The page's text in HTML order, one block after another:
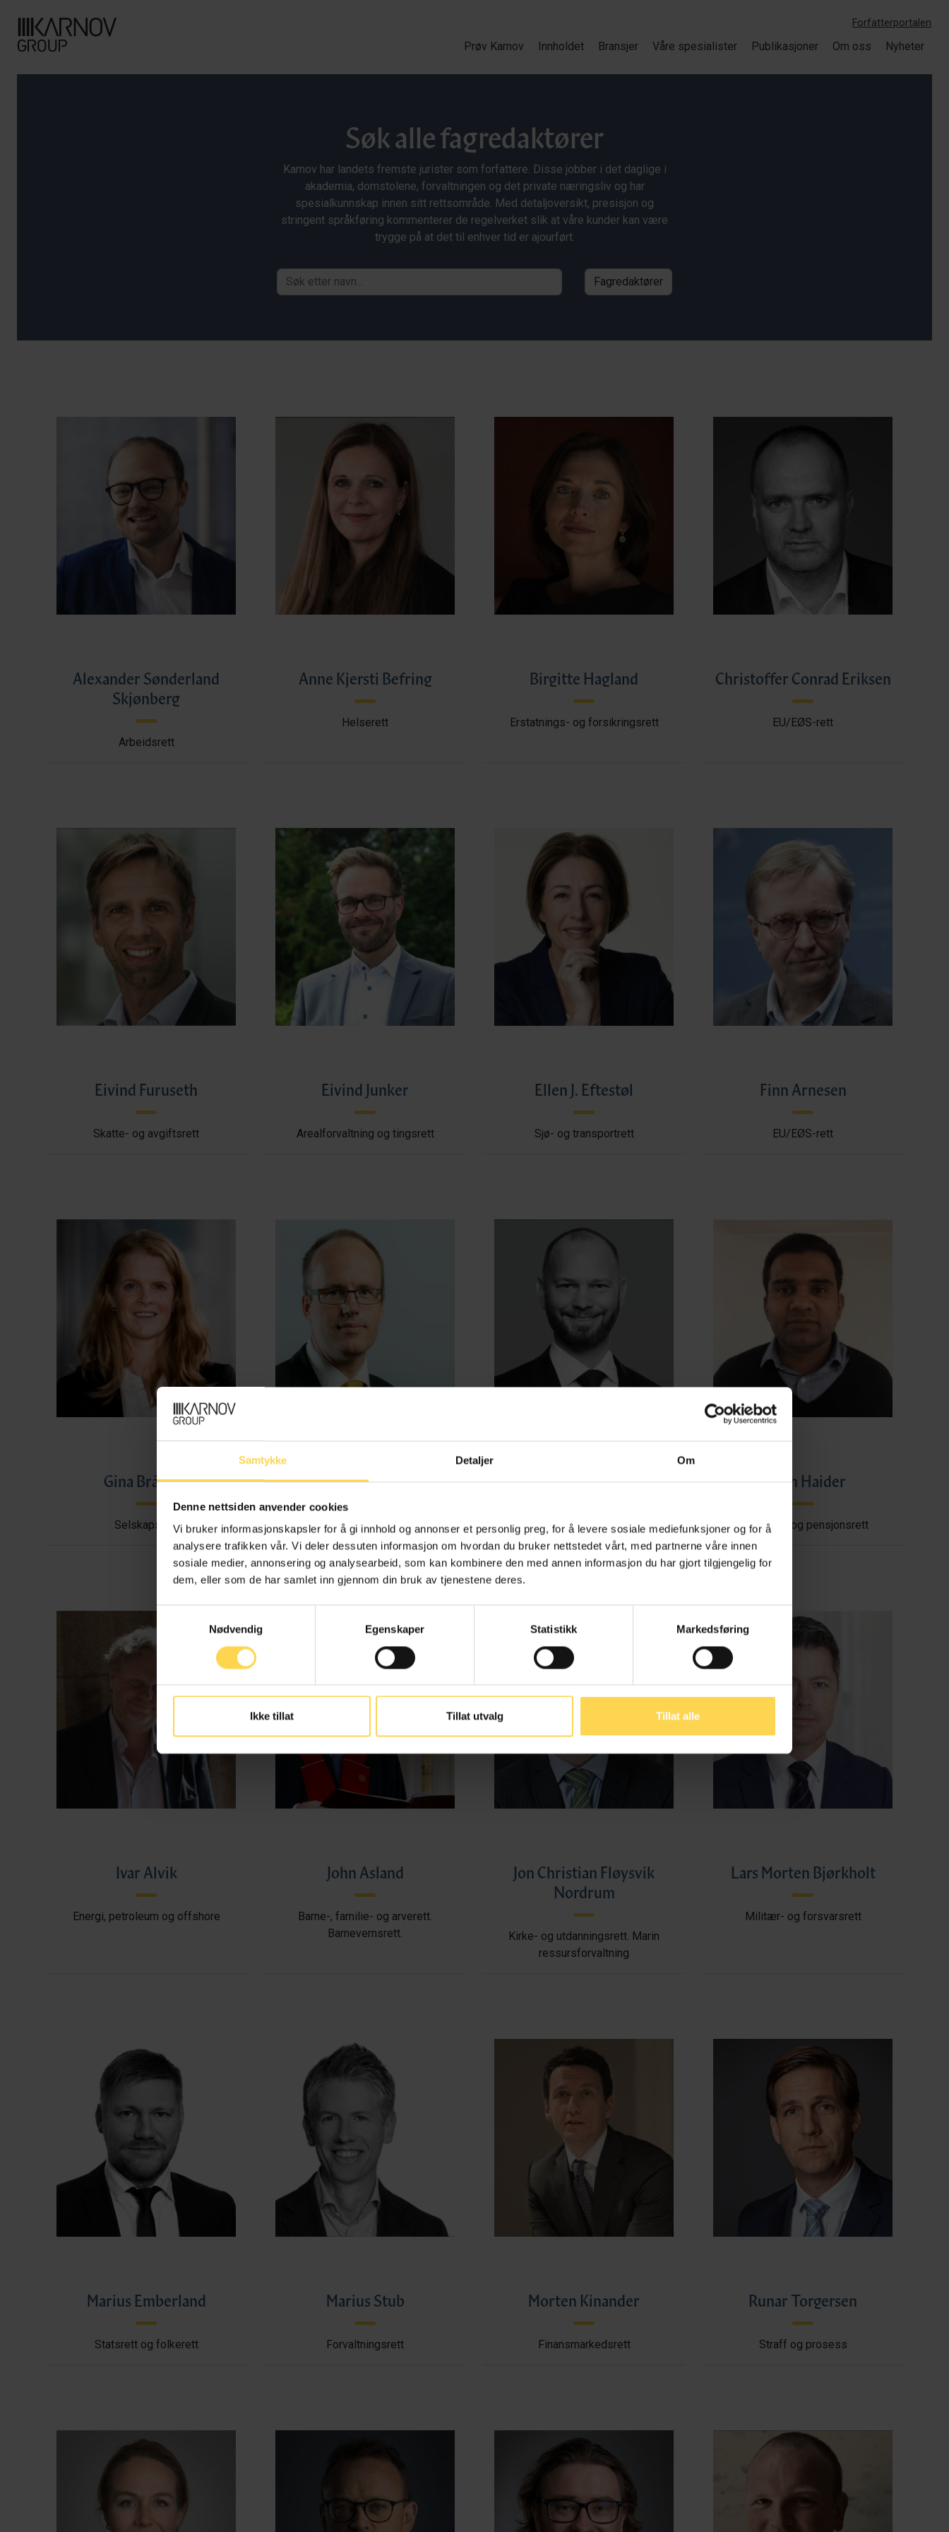
Samtykke Detaljer Om
Denne nettsiden anvender cookies
Vi bruker informasjonskapsler for å gi innhold og annonser et personlig preg, for å levere sosiale mediefunksjoner og for å
analysere trafikken vår. Vi deler dessuten informasjon om hvordan du bruker nettstedet vårt, med partnerne våre innen
sosiale medier, annonsering og analysearbeid, som kan kombinere den med annen informasjon du har gjort tilgjengelig for
dem, eller som de har samlet inn gjennom din bruk av tjenestene deres.
Samtykkevalg
Nødvendig
Egenskaper Statistikk Markedsføring
Ikke tillat Tillat utvalg Tillat alle
Forfatterportalen
Prøv Karnov Innholdet Bransjer Våre spesialister Publikasjoner Om oss Nyheter
Søk alle fagredaktører
Karnov har landets fremste jurister som forfattere. Disse jobber i det daglige i
akademia, domstolene, forvaltningen og det private næringsliv og har
spesialkunnskap innen sitt rettsområde. Med detaljoversikt, presisjon og
stringent språkføring kommenterer de regelverket slik at våre kunder kan være
trygge på at det til enhver tid er ajourført.
Alexander Sønderland
Skjønberg
Arbeidsrett
Anne Kjersti Befring
Helserett
Birgitte Hagland
Erstatnings- og forsikringsrett
Christoffer Conrad Eriksen
EU/EØS-rett
Eivind Furuseth
Skatte- og avgiftsrett
Eivind Junker
Arealforvaltning og tingsrett
Ellen J. Eftestøl
Sjø- og transportrett
Finn Arnesen
EU/EØS-rett
Gina Bråthen
Selskapsrett
Harald Benestad Anderssen
Avtale-, kontrakts- og boligrett
Henrik Bjørnebye
Energi, petroleum og offshore
Imran Haider
Trygderett og pensjonsrett
Ivar Alvik
Energi, petroleum og offshore
John Asland
Barne-, familie- og arverett.
Barnevernsrett.
Jon Christian Fløysvik
Nordrum
Kirke- og utdanningsrett. Marin
ressursforvaltning
Lars Morten Bjørkholt
Militær- og forsvarsrett
Marius Emberland
Statsrett og folkerett
Marius Stub
Forvaltningsrett
Morten Kinander
Finansmarkedsrett
Runar Torgersen
Straff og prosess